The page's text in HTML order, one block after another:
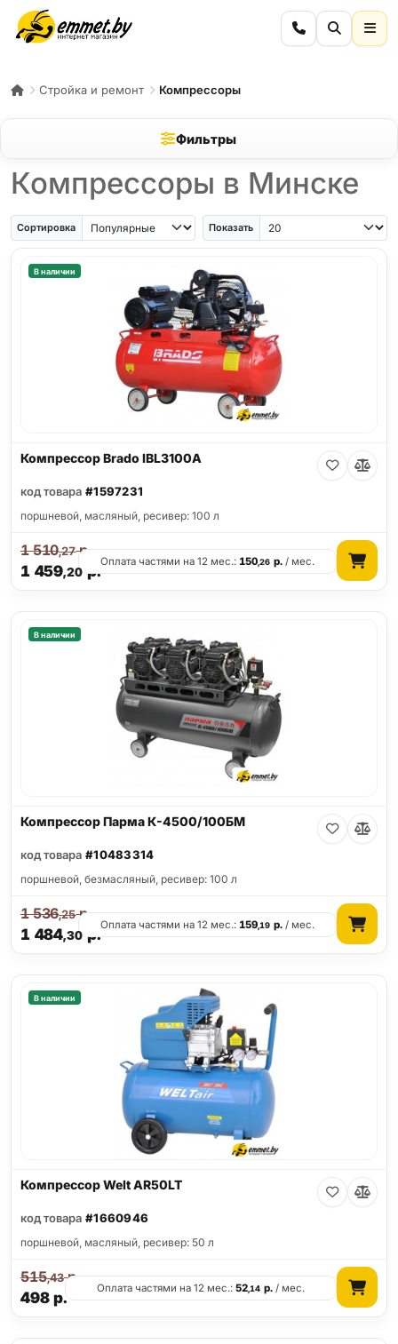
Стройка и ремонт Компрессоры
Фильтры
Компрессоры в Минске
Сортировка Показать
В наличии
Компрессор Brado IBL3100A
код товара #1597231
поршневой, масляный, ресивер: 100 л
1 459,20 р.
1 510,27р.
Оплата частями на 12 мес.:150,26 р./ мес.
В наличии
Компрессор Парма К-4500/100БМ
код товара #10483314
поршневой, безмасляный, ресивер: 100 л
1 484,30 р.
1 536,25р.
Оплата частями на 12 мес.:159,19 р./ мес.
В наличии
Компрессор Welt AR50LT
код товара #1660946
поршневой, масляный, ресивер: 50 л
498р.
515,43р.
Оплата частями на 12 мес.:52,14 р./ мес.